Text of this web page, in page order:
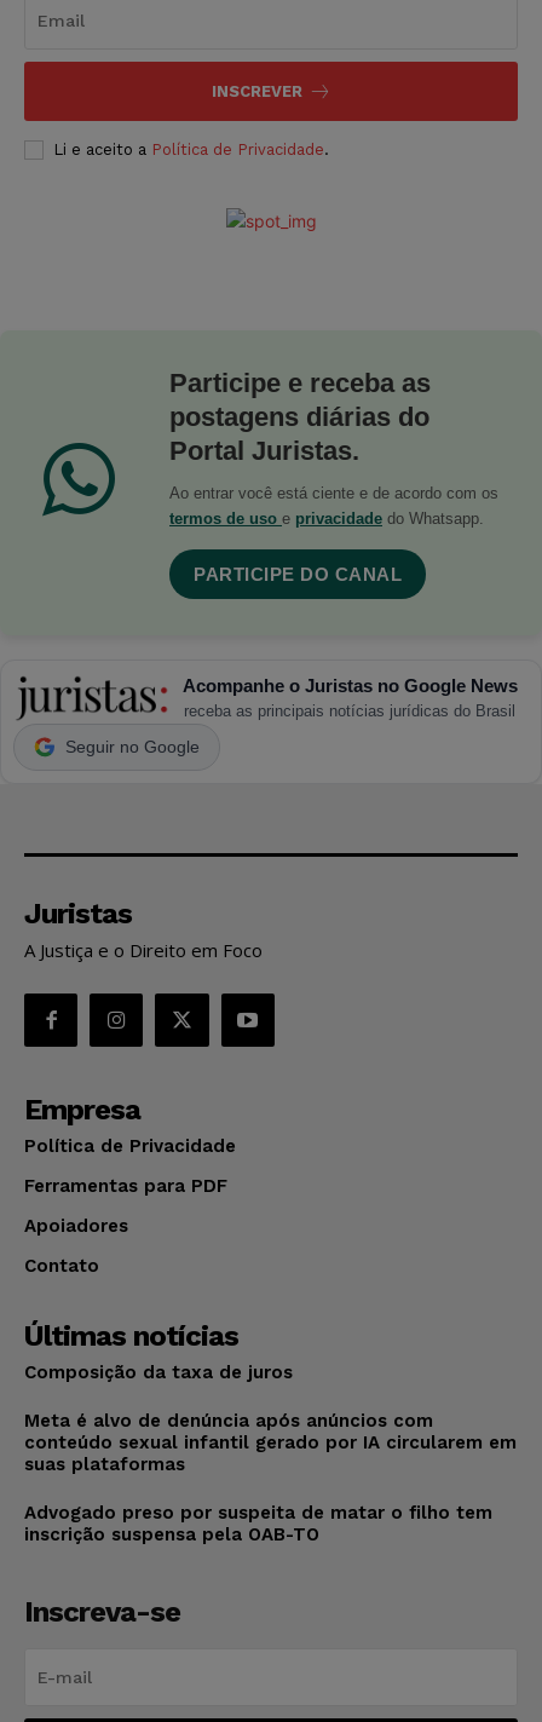
INSCREVER
Li e aceito a Política de Privacidade.
Participe e receba as
postagens diárias do
Portal Juristas.
Ao entrar você está ciente e de acordo com os
termos de uso e privacidade do Whatsapp.
PARTICIPE DO CANAL
Acompanhe o Juristas no Google News
receba as principais notícias jurídicas do Brasil
Seguir no Google
Juristas
A Justiça e o Direito em Foco
Empresa
Política de Privacidade
Ferramentas para PDF
Apoiadores
Contato
Últimas notícias
Composição da taxa de juros
Meta é alvo de denúncia após anúncios com
conteúdo sexual infantil gerado por IA circularem em
suas plataformas
Advogado preso por suspeita de matar o filho tem
inscrição suspensa pela OAB-TO
Inscreva-se